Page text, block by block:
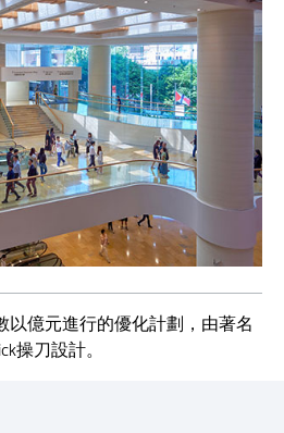
以億元進行的優化計劃，由著名
操刀設計。